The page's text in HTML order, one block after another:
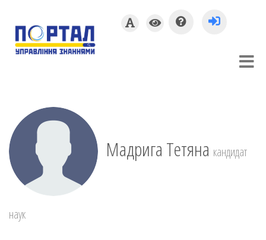
Мадрига Тетяна кандидат
наук